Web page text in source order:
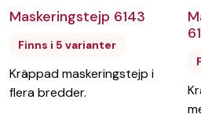
Maskeringstejp 6143
Finns i 5 varianter
Kräppad maskeringstejp i
flera bredder.